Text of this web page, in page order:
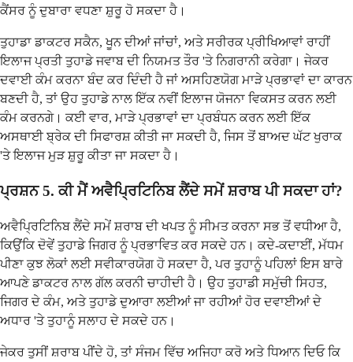
ਕੈਂਸਰ ਨੂੰ ਦੁਬਾਰਾ ਵਧਣਾ ਸ਼ੁਰੂ ਹੋ ਸਕਦਾ ਹੈ।
ਤੁਹਾਡਾ ਡਾਕਟਰ ਸਕੈਨ, ਖੂਨ ਦੀਆਂ ਜਾਂਚਾਂ, ਅਤੇ ਸਰੀਰਕ ਪ੍ਰੀਖਿਆਵਾਂ ਰਾਹੀਂ
ਇਲਾਜ ਪ੍ਰਤੀ ਤੁਹਾਡੇ ਜਵਾਬ ਦੀ ਨਿਯਮਤ ਤੌਰ 'ਤੇ ਨਿਗਰਾਨੀ ਕਰੇਗਾ। ਜੇਕਰ
ਦਵਾਈ ਕੰਮ ਕਰਨਾ ਬੰਦ ਕਰ ਦਿੰਦੀ ਹੈ ਜਾਂ ਅਸਹਿਣਯੋਗ ਮਾੜੇ ਪ੍ਰਭਾਵਾਂ ਦਾ ਕਾਰਨ
ਬਣਦੀ ਹੈ, ਤਾਂ ਉਹ ਤੁਹਾਡੇ ਨਾਲ ਇੱਕ ਨਵੀਂ ਇਲਾਜ ਯੋਜਨਾ ਵਿਕਸਤ ਕਰਨ ਲਈ
ਕੰਮ ਕਰਨਗੇ। ਕਈ ਵਾਰ, ਮਾੜੇ ਪ੍ਰਭਾਵਾਂ ਦਾ ਪ੍ਰਬੰਧਨ ਕਰਨ ਲਈ ਇੱਕ
ਅਸਥਾਈ ਬ੍ਰੇਕ ਦੀ ਸਿਫਾਰਸ਼ ਕੀਤੀ ਜਾ ਸਕਦੀ ਹੈ, ਜਿਸ ਤੋਂ ਬਾਅਦ ਘੱਟ ਖੁਰਾਕ
'ਤੇ ਇਲਾਜ ਮੁੜ ਸ਼ੁਰੂ ਕੀਤਾ ਜਾ ਸਕਦਾ ਹੈ।
ਪ੍ਰਸ਼ਨ 5. ਕੀ ਮੈਂ ਅਵੈਪ੍ਰਿਟਿਨਿਬ ਲੈਂਦੇ ਸਮੇਂ ਸ਼ਰਾਬ ਪੀ ਸਕਦਾ ਹਾਂ?
ਅਵੈਪ੍ਰਿਟਿਨਿਬ ਲੈਂਦੇ ਸਮੇਂ ਸ਼ਰਾਬ ਦੀ ਖਪਤ ਨੂੰ ਸੀਮਤ ਕਰਨਾ ਸਭ ਤੋਂ ਵਧੀਆ ਹੈ,
ਕਿਉਂਕਿ ਦੋਵੇਂ ਤੁਹਾਡੇ ਜਿਗਰ ਨੂੰ ਪ੍ਰਭਾਵਿਤ ਕਰ ਸਕਦੇ ਹਨ। ਕਦੇ-ਕਦਾਈਂ, ਮੱਧਮ
ਪੀਣਾ ਕੁਝ ਲੋਕਾਂ ਲਈ ਸਵੀਕਾਰਯੋਗ ਹੋ ਸਕਦਾ ਹੈ, ਪਰ ਤੁਹਾਨੂੰ ਪਹਿਲਾਂ ਇਸ ਬਾਰੇ
ਆਪਣੇ ਡਾਕਟਰ ਨਾਲ ਗੱਲ ਕਰਨੀ ਚਾਹੀਦੀ ਹੈ। ਉਹ ਤੁਹਾਡੀ ਸਮੁੱਚੀ ਸਿਹਤ,
ਜਿਗਰ ਦੇ ਕੰਮ, ਅਤੇ ਤੁਹਾਡੇ ਦੁਆਰਾ ਲਈਆਂ ਜਾ ਰਹੀਆਂ ਹੋਰ ਦਵਾਈਆਂ ਦੇ
ਅਧਾਰ 'ਤੇ ਤੁਹਾਨੂੰ ਸਲਾਹ ਦੇ ਸਕਦੇ ਹਨ।
ਜੇਕਰ ਤੁਸੀਂ ਸ਼ਰਾਬ ਪੀਂਦੇ ਹੋ, ਤਾਂ ਸੰਜਮ ਵਿੱਚ ਅਜਿਹਾ ਕਰੋ ਅਤੇ ਧਿਆਨ ਦਿਓ ਕਿ